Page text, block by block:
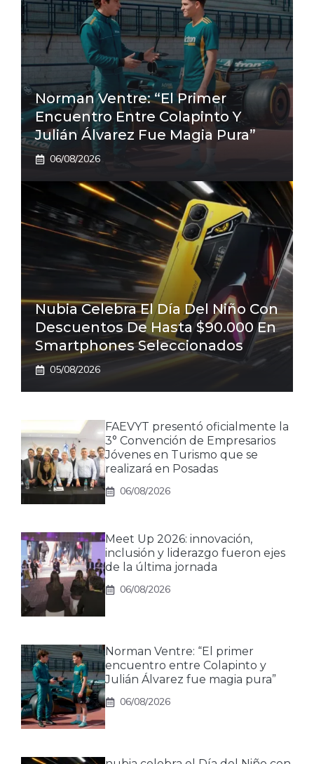
Norman Ventre: “El Primer
Encuentro Entre Colapinto Y
Julián Álvarez Fue Magia Pura”
06/08/2026
Nubia Celebra El Día Del Niño Con
Descuentos De Hasta $90.000 En
Smartphones Seleccionados
05/08/2026
FAEVYT presentó oficialmente la
3° Convención de Empresarios
Jóvenes en Turismo que se
realizará en Posadas
06/08/2026
Meet Up 2026: innovación,
inclusión y liderazgo fueron ejes
de la última jornada
06/08/2026
Norman Ventre: “El primer
encuentro entre Colapinto y
Julián Álvarez fue magia pura”
06/08/2026